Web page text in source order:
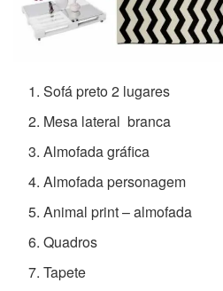
Sofá preto 2 lugares
Mesa lateral branca
Almofada gráfica
Almofada personagem
Animal print – almofada
Quadros
Tapete